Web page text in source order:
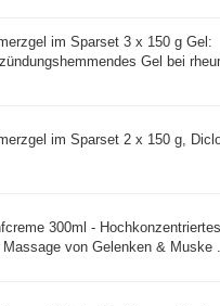
im Sparset 3 x 150 g Gel:
Gel bei
im Sparset 2 x 150 g,
300ml -
von Gelenken & Muske